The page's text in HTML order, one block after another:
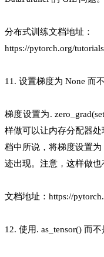
分布式训练文档地址：
https://pytorch.org/
11. 设置梯度为 None 而
梯度设置为.
样做可以让内存分配器
档中所说，将梯度设置
迹出现。注意，这样做也
文档地址：https://
12. 使用. as_tensor() 而